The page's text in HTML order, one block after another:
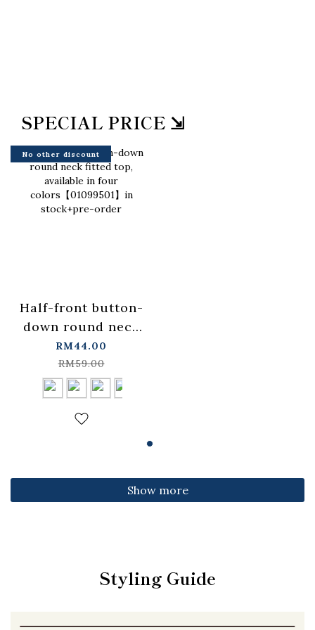
SPECIAL PRICE ⇲
No other discount
Half-front button-
down round neck
fitted top,
available in four
colors【01099501】
in stock+pre-order
RM44.00
RM59.00
Show more
Styling Guide